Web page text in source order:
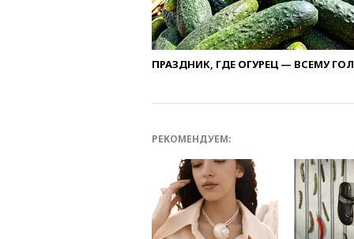
ПРАЗДНИК, ГДЕ ОГУРЕЦ — ВСЕМУ
РЕКОМЕНДУЕМ: